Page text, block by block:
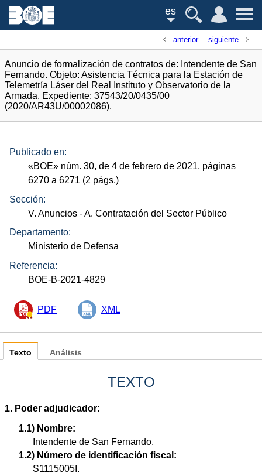
es
anterior siguiente
Anuncio de formalización de contratos de: Intendente de San
Fernando. Objeto: Asistencia Técnica para la Estación de
Telemetría Láser del Real Instituto y Observatorio de la
Armada. Expediente: 37543/20/0435/00
(2020/AR43U/00002086).
Publicado en:
«BOE» núm. 30, de 4 de febrero de 2021, páginas
6270 a 6271 (2 págs.)
Sección:
V. Anuncios - A. Contratación del Sector Público
Departamento:
Ministerio de Defensa
Referencia:
BOE-B-2021-4829
PDF XML
Texto
TEXTO
1. Poder adjudicador:
1.1) Nombre:
Intendente de San Fernando.
1.2) Número de identificación fiscal:
S1115005I.
Análisis